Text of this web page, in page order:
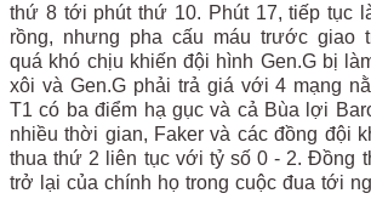
thứ 8 tới phút thứ 10. Phút 17, tiếp tục
rồng, nhưng pha cấu máu trước giao
quá khó chịu khiến đội hình Gen.G bị
xôi và Gen.G phải trả giá với 4 mạng
T1 có ba điểm hạ gục và cả Bùa lợi
nhiều thời gian, Faker và các đồng đội
thua thứ 2 liên tục với tỷ số 0 - 2. Đồng
trở lại của chính họ trong cuộc đua tới